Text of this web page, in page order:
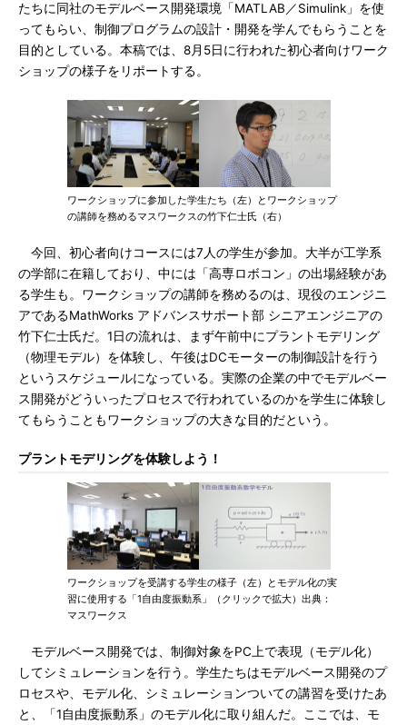
たちに同社のモデルベース開発環境「MATLAB／Simulink」を使
ってもらい、制御プログラムの設計・開発を学んでもらうことを
目的としている。本稿では、8月5日に行われた初心者向けワーク
ショップの様子をリポートする。
ワークショップに参加した学生たち（左）とワークショップ
の講師を務めるマスワークスの竹下仁士氏（右）
今回、初心者向けコースには7人の学生が参加。大半が工学系
の学部に在籍しており、中には「高専ロボコン」の出場経験があ
る学生も。ワークショップの講師を務めるのは、現役のエンジニ
アであるMathWorks アドバンスサポート部 シニアエンジニアの
竹下仁士氏だ。1日の流れは、まず午前中にプラントモデリング
（物理モデル）を体験し、午後はDCモーターの制御設計を行う
というスケジュールになっている。実際の企業の中でモデルベー
ス開発がどういったプロセスで行われているのかを学生に体験し
てもらうこともワークショップの大きな目的だという。
プラントモデリングを体験しよう！
ワークショップを受講する学生の様子（左）とモデル化の実
習に使用する「1自由度振動系」（クリックで拡大）出典：
マスワークス
モデルベース開発では、制御対象をPC上で表現（モデル化）
してシミュレーションを行う。学生たちはモデルベース開発のプ
ロセスや、モデル化、シミュレーションついての講習を受けたあ
と、「1自由度振動系」のモデル化に取り組んだ。ここでは、モ